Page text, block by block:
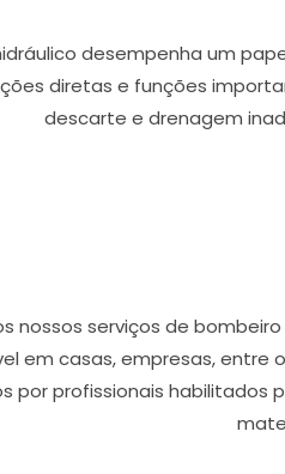
desempenha um
diretas e funções
descarte e drenagem
nossos serviços de
em casas, empresas, entre
por profissionais habilitados